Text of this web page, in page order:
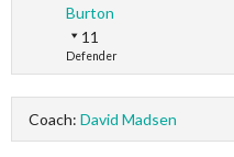
Burton
11
Defender
Coach: David Madsen